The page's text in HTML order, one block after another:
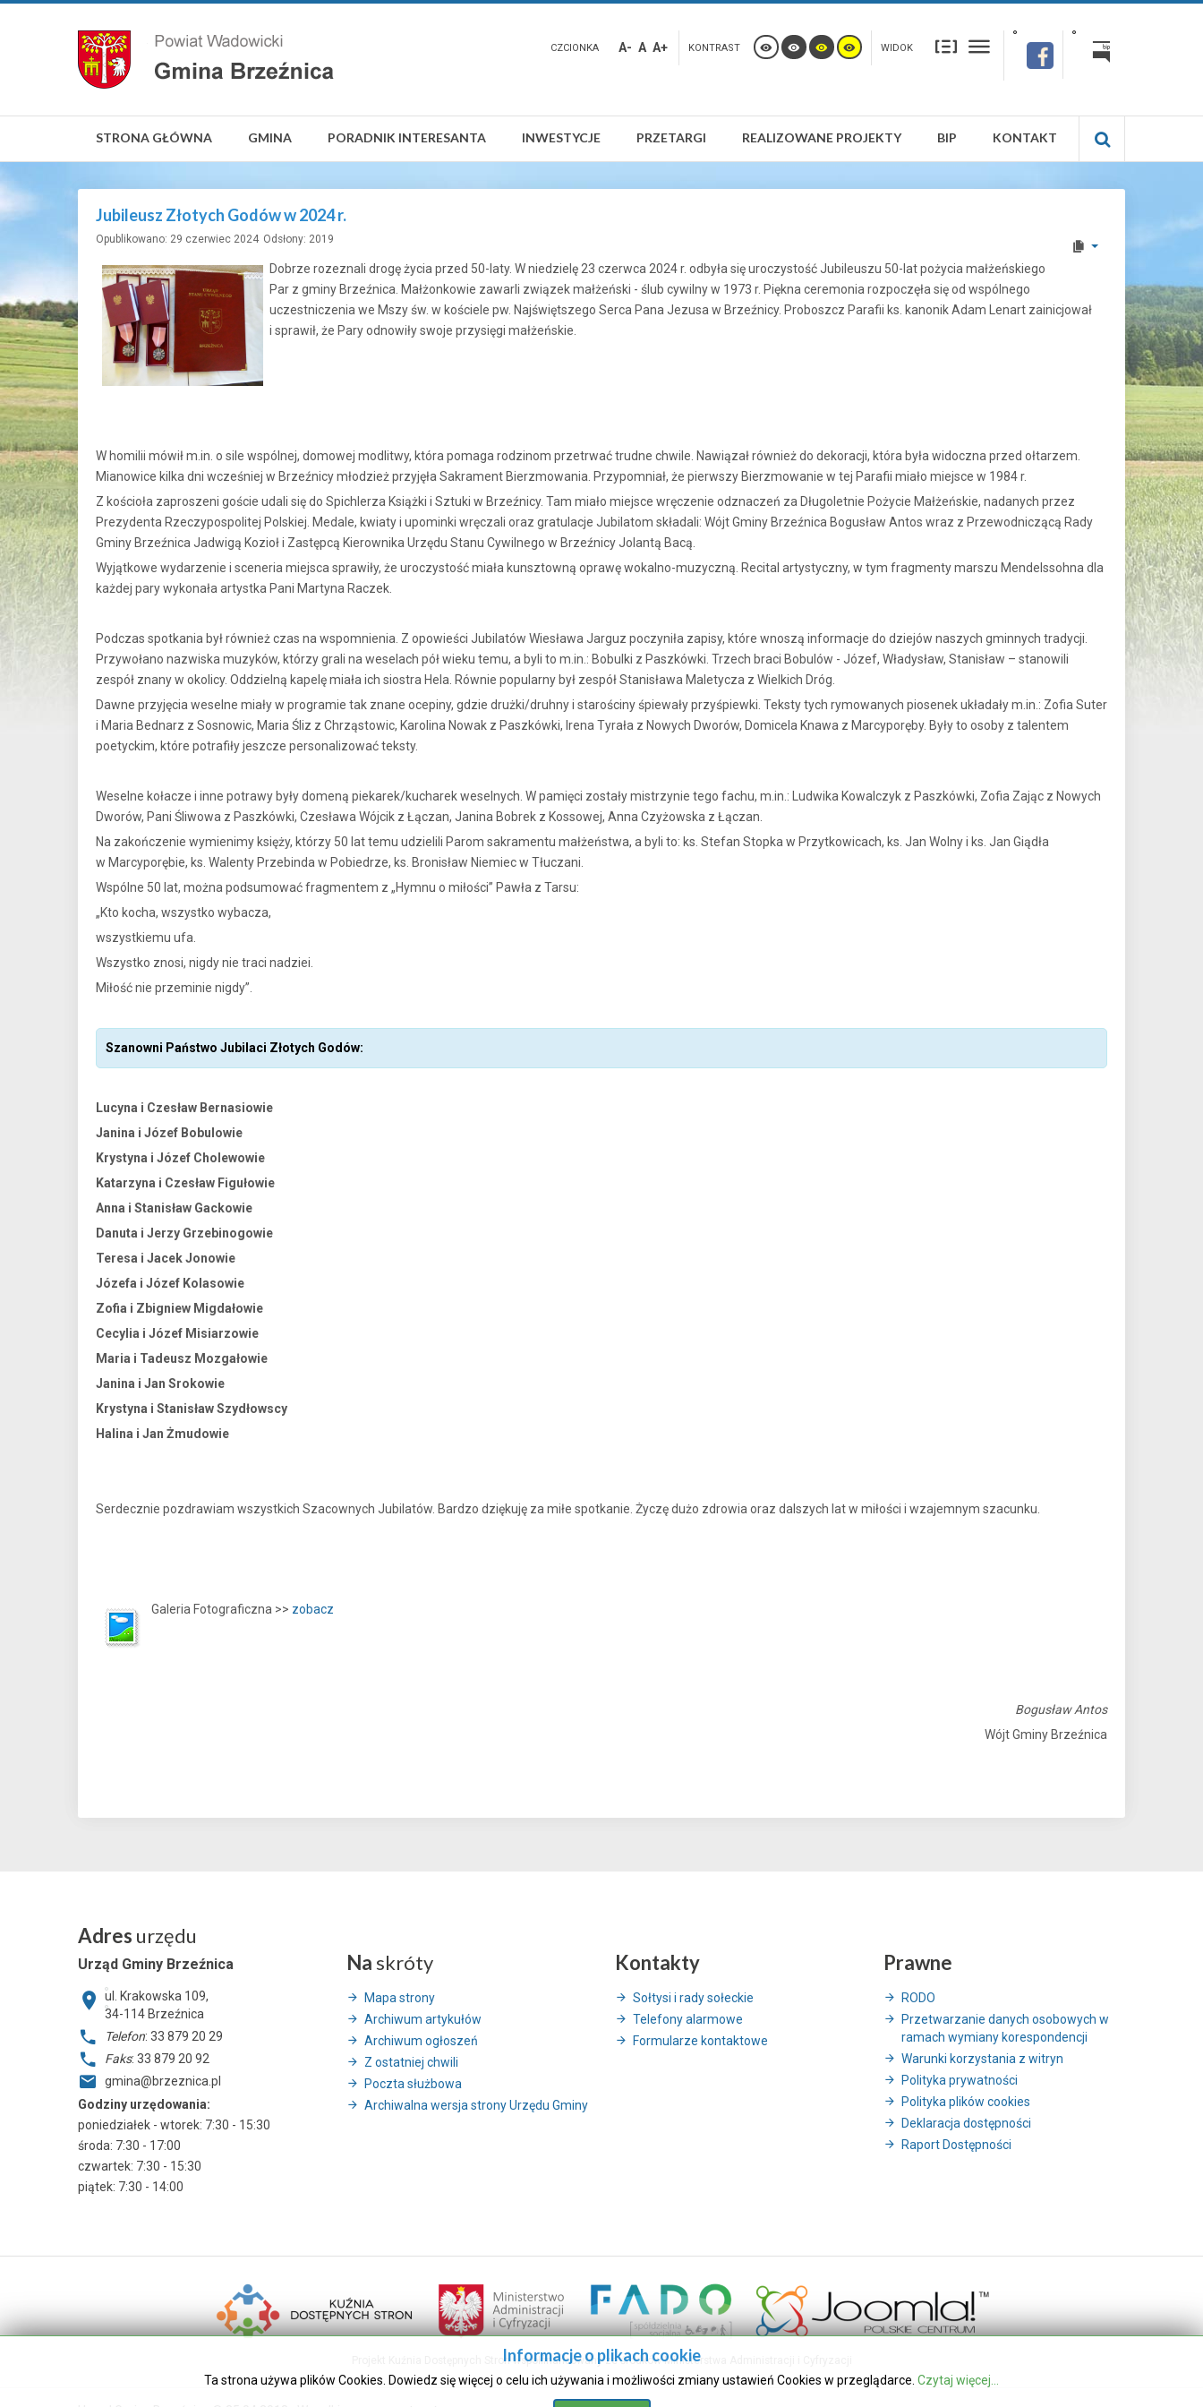
CZCIONKA A- A A+ KONTRAST WIDOK
STRONA GŁÓWNA GMINA PORADNIK INTERESANTA INWESTYCJE PRZETARGI REALIZOWANE PROJEKTY BIP KONTAKT
Jubileusz Złotych Godów w 2024 r.
Opublikowano: 29 czerwiec 2024 Odsłony: 2019
Dobrze rozeznali drogę życia przed 50-laty. W niedzielę 23 czerwca 2024 r. odbyła się uroczystość Jubileuszu 50-lat pożycia małżeńskiego
Par z gminy Brzeźnica. Małżonkowie zawarli związek małżeński - ślub cywilny w 1973 r. Piękna ceremonia rozpoczęła się od wspólnego
uczestniczenia we Mszy św. w kościele pw. Najświętszego Serca Pana Jezusa w Brzeźnicy. Proboszcz Parafii ks. kanonik Adam Lenart zainicjował
i sprawił, że Pary odnowiły swoje przysięgi małżeńskie.
W homilii mówił m.in. o sile wspólnej, domowej modlitwy, która pomaga rodzinom przetrwać trudne chwile. Nawiązał również do dekoracji, która była widoczna przed ołtarzem.
Mianowice kilka dni wcześniej w Brzeźnicy młodzież przyjęła Sakrament Bierzmowania. Przypomniał, że pierwszy Bierzmowanie w tej Parafii miało miejsce w 1984 r.
Z kościoła zaproszeni goście udali się do Spichlerza Książki i Sztuki w Brzeźnicy. Tam miało miejsce wręczenie odznaczeń za Długoletnie Pożycie Małżeńskie, nadanych przez
Prezydenta Rzeczypospolitej Polskiej. Medale, kwiaty i upominki wręczali oraz gratulacje Jubilatom składali: Wójt Gminy Brzeźnica Bogusław Antos wraz z Przewodniczącą Rady
Gminy Brzeźnica Jadwigą Kozioł i Zastępcą Kierownika Urzędu Stanu Cywilnego w Brzeźnicy Jolantą Bacą.
Wyjątkowe wydarzenie i sceneria miejsca sprawiły, że uroczystość miała kunsztowną oprawę wokalno-muzyczną. Recital artystyczny, w tym fragmenty marszu Mendelssohna dla
każdej pary wykonała artystka Pani Martyna Raczek.
Podczas spotkania był również czas na wspomnienia. Z opowieści Jubilatów Wiesława Jarguz poczyniła zapisy, które wnoszą informacje do dziejów naszych gminnych tradycji.
Przywołano nazwiska muzyków, którzy grali na weselach pół wieku temu, a byli to m.in.: Bobulki z Paszkówki. Trzech braci Bobulów - Józef, Władysław, Stanisław – stanowili
zespół znany w okolicy. Oddzielną kapelę miała ich siostra Hela. Równie popularny był zespół Stanisława Maletycza z Wielkich Dróg.
Dawne przyjęcia weselne miały w programie tak znane ocepiny, gdzie drużki/druhny i starościny śpiewały przyśpiewki. Teksty tych rymowanych piosenek układały m.in.: Zofia Suter
i Maria Bednarz z Sosnowic, Maria Śliz z Chrząstowic, Karolina Nowak z Paszkówki, Irena Tyrała z Nowych Dworów, Domicela Knawa z Marcyporęby. Były to osoby z talentem
poetyckim, które potrafiły jeszcze personalizować teksty.
Weselne kołacze i inne potrawy były domeną piekarek/kucharek weselnych. W pamięci zostały mistrzynie tego fachu, m.in.: Ludwika Kowalczyk z Paszkówki, Zofia Zając z Nowych
Dworów, Pani Śliwowa z Paszkówki, Czesława Wójcik z Łączan, Janina Bobrek z Kossowej, Anna Czyżowska z Łączan.
Na zakończenie wymienimy księży, którzy 50 lat temu udzielili Parom sakramentu małżeństwa, a byli to: ks. Stefan Stopka w Przytkowicach, ks. Jan Wolny i ks. Jan Giądła
w Marcyporębie, ks. Walenty Przebinda w Pobiedrze, ks. Bronisław Niemiec w Tłuczani.
Wspólne 50 lat, można podsumować fragmentem z „Hymnu o miłości” Pawła z Tarsu:
„Kto kocha, wszystko wybacza,
wszystkiemu ufa.
Wszystko znosi, nigdy nie traci nadziei.
Miłość nie przeminie nigdy”.
Szanowni Państwo Jubilaci Złotych Godów:
Lucyna i Czesław Bernasiowie
Janina i Józef Bobulowie
Krystyna i Józef Cholewowie
Katarzyna i Czesław Figułowie
Anna i Stanisław Gackowie
Danuta i Jerzy Grzebinogowie
Teresa i Jacek Jonowie
Józefa i Józef Kolasowie
Zofia i Zbigniew Migdałowie
Cecylia i Józef Misiarzowie
Maria i Tadeusz Mozgałowie
Janina i Jan Srokowie
Krystyna i Stanisław Szydłowscy
Halina i Jan Żmudowie
Serdecznie pozdrawiam wszystkich Szacownych Jubilatów. Bardzo dziękuję za miłe spotkanie. Życzę dużo zdrowia oraz dalszych lat w miłości i wzajemnym szacunku.
Galeria Fotograficzna >> zobacz
Bogusław Antos
Wójt Gminy Brzeźnica
Adres urzędu
Urząd Gminy Brzeźnica
ul. Krakowska 109,
34-114 Brzeźnica
Telefon: 33 879 20 29
Faks: 33 879 20 92
gmina@brzeznica.pl
Godziny urzędowania:
poniedziałek - wtorek: 7:30 - 15:30
środa: 7:30 - 17:00
czwartek: 7:30 - 15:30
piątek: 7:30 - 14:00
Na skróty
Mapa strony
Archiwum artykułów
Archiwum ogłoszeń
Z ostatniej chwili
Poczta służbowa
Archiwalna wersja strony Urzędu Gminy
Kontakty
Sołtysi i rady sołeckie
Telefony alarmowe
Formularze kontaktowe
Prawne
RODO
Przetwarzanie danych osobowych w
ramach wymiany korespondencji
Warunki korzystania z witryn
Polityka prywatności
Polityka plików cookies
Deklaracja dostępności
Raport Dostępności
Projekt Kuźnia Dostępnych Stron współfinansowany ze środków Ministerstwa Administracji i Cyfryzacji
Informacje o plikach cookie
Ta strona używa plików Cookies. Dowiedz się więcej o celu ich używania i możliwości zmiany ustawień Cookies w przeglądarce. Czytaj więcej...